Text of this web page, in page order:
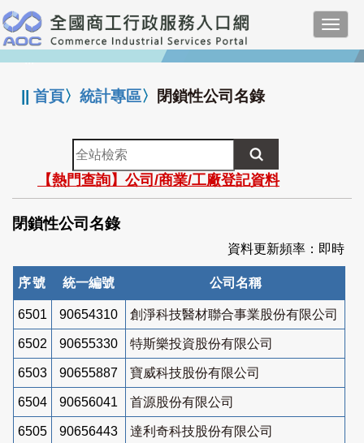
跳
到
主
要
:::
||首頁〉統計專區〉 閉鎖性公司名錄
全
站
檢
索
【熱門查詢】公司/商業/工廠登記資料
閉鎖性公司名錄
資料更新頻率：即時
序號 統一編號 公司名稱
6501 90654310 創淨科技醫材聯合事業股份有限公司
6502 90655330 特斯樂投資股份有限公司
6503 90655887 寶威科技股份有限公司
6504 90656041 首源股份有限公司
6505 90656443 達利奇科技股份有限公司